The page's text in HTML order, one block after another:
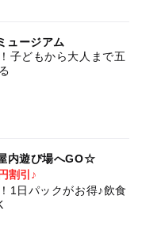
ュージアム
子どもから大人まで五
内遊び場へGO☆
割引♪
1日パックがお得♪飲食